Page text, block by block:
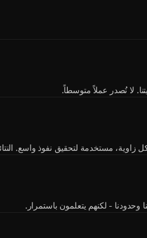
لا نُصدر عملاً متوسطاً.
مستخدمة لتحقيق نفوذ واسع.
وحدودنا - لكنهم يتعلمون باستمرار.